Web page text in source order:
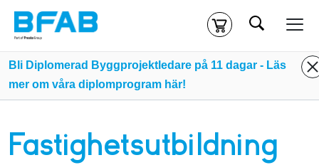
Kassa
Klickahärför att komma till alla tillgängliga onlinekurser.
Sök
Bli Diplomerad Byggprojektledare på 11 dagar - Läs
mer om våra diplomprogram här!
Fastighetsutbildning